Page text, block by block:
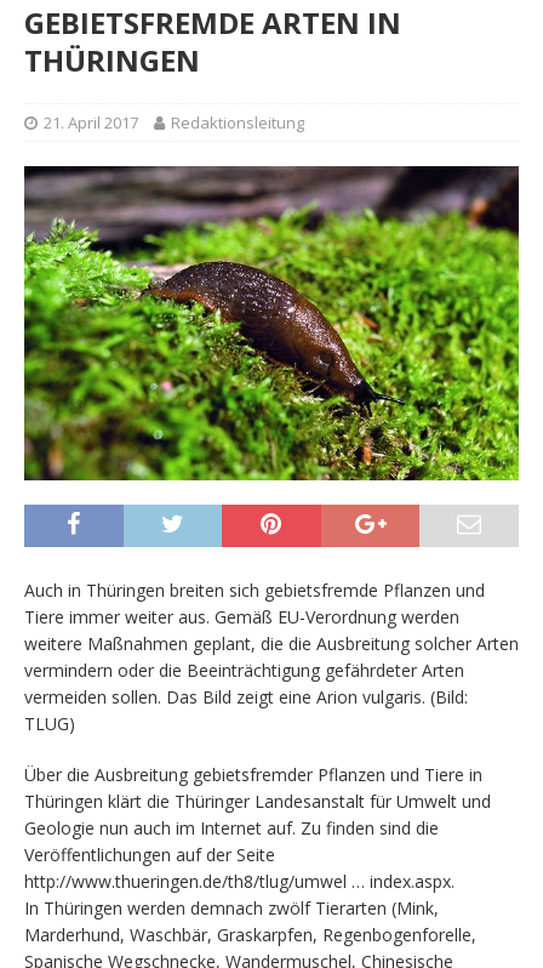
GEBIETSFREMDE ARTEN IN
THÜRINGEN
21. April 2017 Redaktionsleitung
Auch in Thüringen breiten sich gebietsfremde Pflanzen und
Tiere immer weiter aus. Gemäß EU-Verordnung werden
weitere Maßnahmen geplant, die die Ausbreitung solcher Arten
vermindern oder die Beeinträchtigung gefährdeter Arten
vermeiden sollen. Das Bild zeigt eine Arion vulgaris. (Bild:
TLUG)
Über die Ausbreitung gebietsfremder Pflanzen und Tiere in
Thüringen klärt die Thüringer Landesanstalt für Umwelt und
Geologie nun auch im Internet auf. Zu finden sind die
Veröffentlichungen auf der Seite
http://www.thueringen.de/th8/tlug/umwel … index.aspx.
In Thüringen werden demnach zwölf Tierarten (Mink,
Marderhund, Waschbär, Graskarpfen, Regenbogenforelle,
Spanische Wegschnecke, Wandermuschel, Chinesische